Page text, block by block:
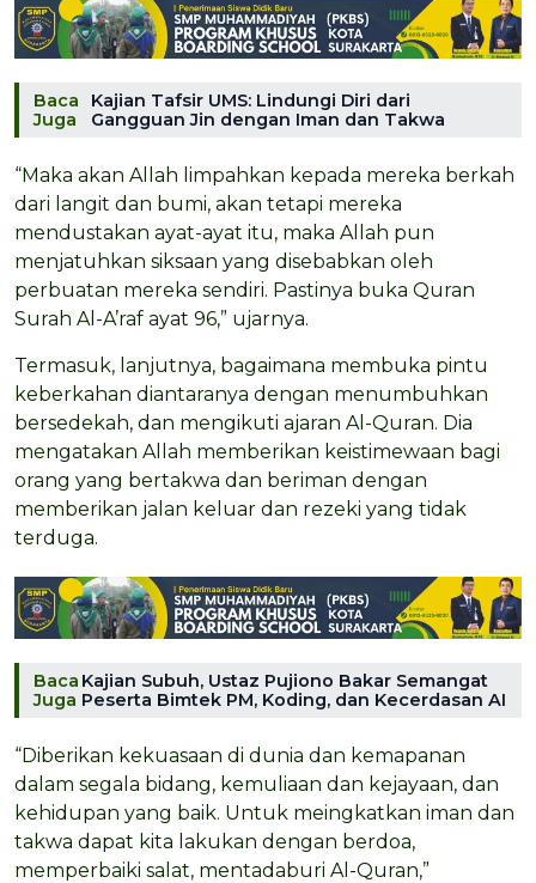
Baca
Juga
Kajian Tafsir UMS: Lindungi Diri dari
Gangguan Jin dengan Iman dan Takwa
“Maka akan Allah limpahkan kepada mereka berkah
dari langit dan bumi, akan tetapi mereka
mendustakan ayat-ayat itu, maka Allah pun
menjatuhkan siksaan yang disebabkan oleh
perbuatan mereka sendiri. Pastinya buka Quran
Surah Al-A’raf ayat 96,” ujarnya.
Termasuk, lanjutnya, bagaimana membuka pintu
keberkahan diantaranya dengan menumbuhkan
bersedekah, dan mengikuti ajaran Al-Quran. Dia
mengatakan Allah memberikan keistimewaan bagi
orang yang bertakwa dan beriman dengan
memberikan jalan keluar dan rezeki yang tidak
terduga.
Baca
Juga
Kajian Subuh, Ustaz Pujiono Bakar Semangat
Peserta Bimtek PM, Koding, dan Kecerdasan AI
“Diberikan kekuasaan di dunia dan kemapanan
dalam segala bidang, kemuliaan dan kejayaan, dan
kehidupan yang baik. Untuk meingkatkan iman dan
takwa dapat kita lakukan dengan berdoa,
memperbaiki salat, mentadaburi Al-Quran,”